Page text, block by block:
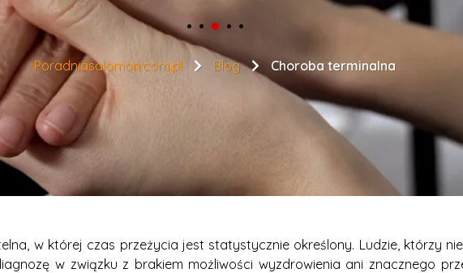
Poradniasalomon.com.pl Blog Choroba terminalna
w której czas przeżycia jest statystycznie określony. Ludzie, którzy
w związku z brakiem możliwości wyzdrowienia ani znacznego